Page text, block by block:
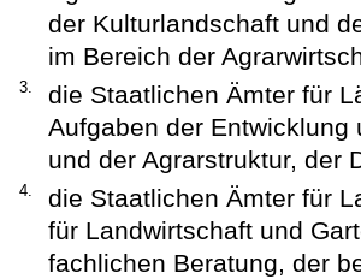
der Kulturlandschaft und
im Bereich der
3.
die Staatlichen Ämter für
Aufgaben der
und der Agrarstruktur, der
4.
die Staatlichen Ämter für
für Landwirtschaft und
fachlichen Beratung, der